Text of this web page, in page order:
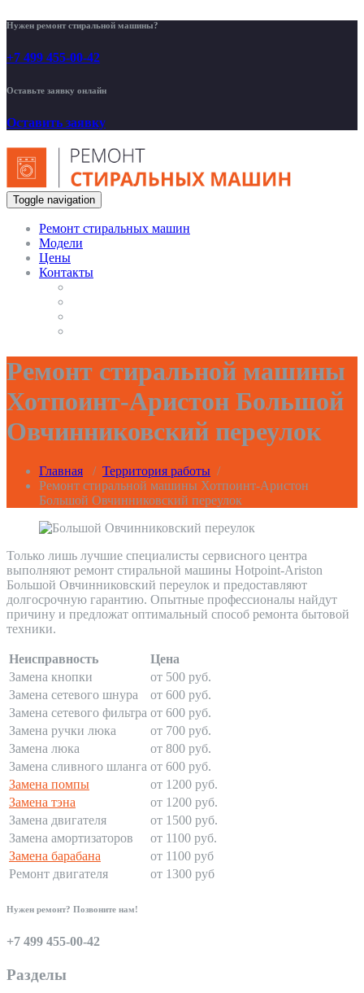
Нужен ремонт стиральной машины?
+7 499 455-00-42
Оставьте заявку онлайн
Оставить заявку
Toggle navigation
Ремонт стиральных машин
Модели
Цены
Контакты
Ремонт стиральной машины
Хотпоинт-Аристон Большой
Овчинниковский переулок
Главная / Территория работы /
Ремонт стиральной машины Хотпоинт-Аристон
Большой Овчинниковский переулок
Только лишь лучшие специалисты сервисного центра
выполняют ремонт стиральной машины Hotpoint-Ariston
Большой Овчинниковский переулок и предоставляют
долгосрочную гарантию. Опытные профессионалы найдут
причину и предложат оптимальный способ ремонта бытовой
техники.
Неисправность
Цена
Замена кнопки
от 500 руб.
Замена сетевого шнура
от 600 руб.
Замена сетевого фильтра от 600 руб.
Замена ручки люка
от 700 руб.
Замена люка
от 800 руб.
Замена сливного шланга от 600 руб.
Замена помпы
от 1200 руб.
Замена тэна
от 1200 руб.
Замена двигателя
от 1500 руб.
Замена амортизаторов
от 1100 руб.
Замена барабана
от 1100 руб
Ремонт двигателя
от 1300 руб
Нужен ремонт? Позвоните нам!
+7 499 455-00-42
Разделы